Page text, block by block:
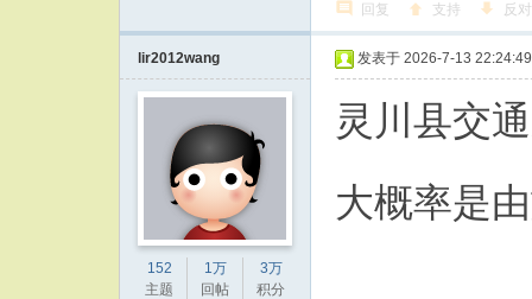
回复 支持 反对
lir2012wang
152
主题
1万
回帖
3万
积分
发表于 2026-7-13 22:24:49
灵川县交
大概率是